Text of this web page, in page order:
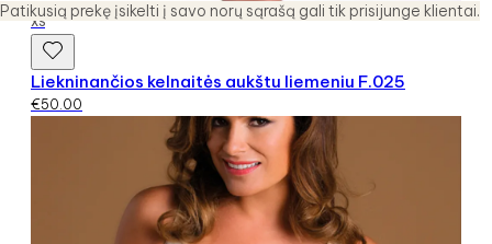
Patikusią prekę įsikelti į savo norų sąrašą gali tik prisijunge klientai.
XS
Liekninančios kelnaitės aukštu liemeniu F.025
€50.00